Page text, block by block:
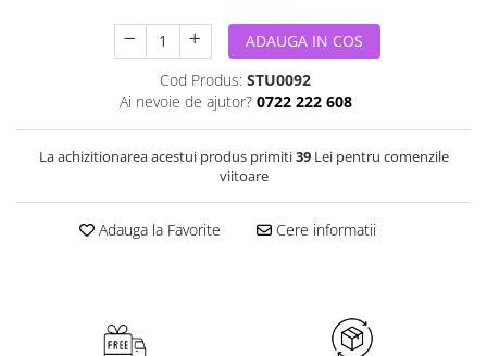
ADAUGA IN COS
Cod Produs: STU0092
Ai nevoie de ajutor? 0722 222 608
La achizitionarea acestui produs primiti39Lei pentru comenzile
viitoare
Adauga la Favorite Cere informatii